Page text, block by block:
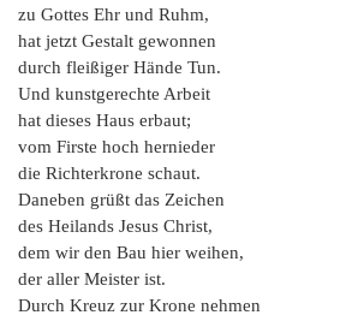
zu Gottes Ehr und Ruhm,
hat jetzt Gestalt gewonnen
durch fleißiger Hände Tun.
Und kunstgerechte Arbeit
hat dieses Haus erbaut;
vom Firste hoch hernieder
die Richterkrone schaut.
Daneben grüßt das Zeichen
des Heilands Jesus Christ,
dem wir den Bau hier weihen,
der aller Meister ist.
Durch Kreuz zur Krone nehmen